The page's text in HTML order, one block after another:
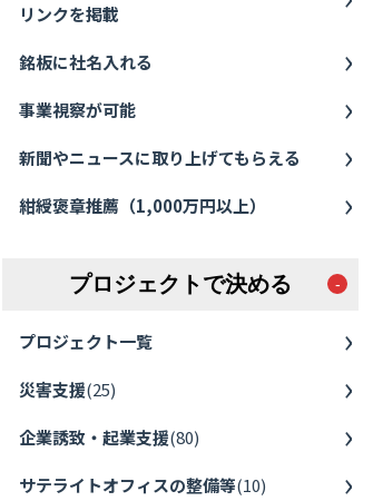
リンクを掲載
銘板に社名入れる
事業視察が可能
新聞やニュースに取り上げてもらえる
紺綬褒章推薦（1,000万円以上）
プロジェクトで決める
プロジェクト一覧
災害支援(25)
企業誘致・起業支援(80)
サテライトオフィスの整備等(10)